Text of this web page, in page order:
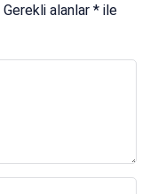
Gerekli alanlar * ile